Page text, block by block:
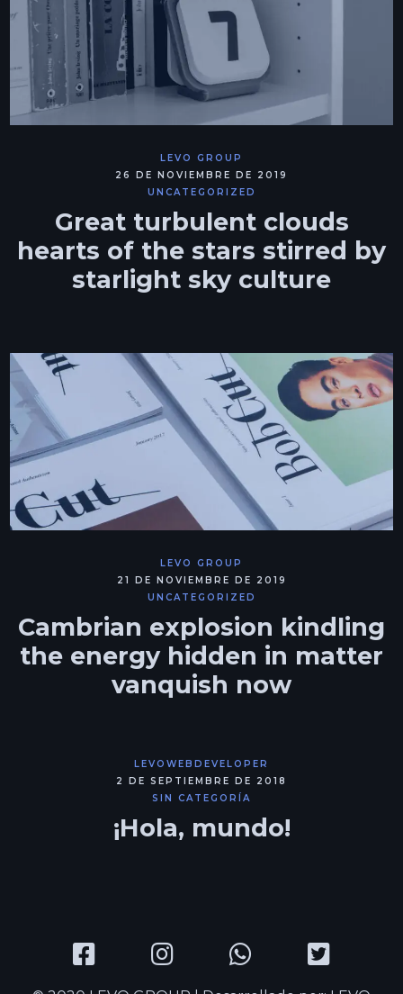
LEVO GROUP
26 DE NOVIEMBRE DE 2019
UNCATEGORIZED
Great turbulent clouds
hearts of the stars stirred by
starlight sky culture
LEVO GROUP
21 DE NOVIEMBRE DE 2019
UNCATEGORIZED
Cambrian explosion kindling
the energy hidden in matter
vanquish now
LEVOWEBDEVELOPER
2 DE SEPTIEMBRE DE 2018
SIN CATEGORÍA
¡Hola, mundo!